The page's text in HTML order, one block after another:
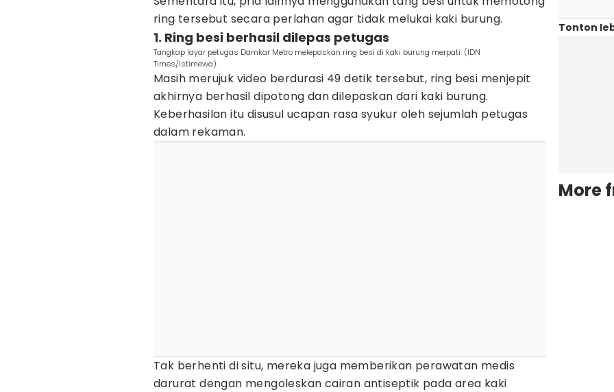
ring tersebut secara perlahan agar tidak melukai kaki burung.
1. Ring besi berhasil dilepas petugas
Tangkap layar petugas Damkar Metro melepaskan ring besi di kaki burung merpati. (IDN
Times/Istimewa).
Masih merujuk video berdurasi 49 detik tersebut, ring besi menjepit
akhirnya berhasil dipotong dan dilepaskan dari kaki burung.
Keberhasilan itu disusul ucapan rasa syukur oleh sejumlah petugas
dalam rekaman.
Tak berhenti di situ, mereka juga memberikan perawatan medis
darurat dengan mengoleskan cairan antiseptik pada area kaki
Tonton
More